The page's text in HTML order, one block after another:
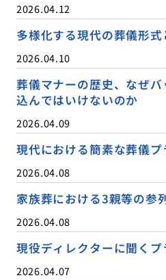
2026.04.12
多様化する現代の葬儀形
2026.04.10
葬儀マナーの歴史、なぜ
込んではいけないのか
2026.04.09
現代における簡素な葬儀
2026.04.08
家族葬における3親等の参
2026.04.08
現役ディレクターに聞く
2026.04.07